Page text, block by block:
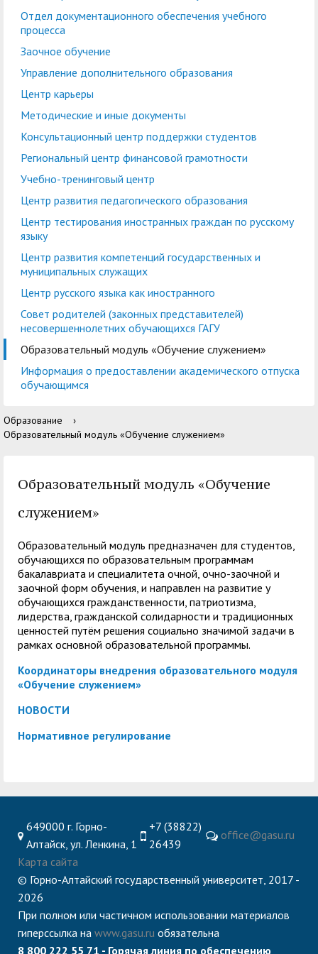
Управление по
правовой и кадровой
работе
Управление
финансового контроля
Планово-финансовое
управление
комплексной
безопасности
Координационный
центр
Антитеррористическая
Противодействие
коррупции
Центр цифрового
развития
информационной
политике и связям с
общественностью
Международная
деятельность
Закупки
Профком студентов и
Республиканская
школы
Лучшие студенты
Вопросы ректору
Структура
Отдел практической
подготовки студентов
Отдел
процесса
Заочное обучение
образования
Центр карьеры
документы
Консультационный
центр поддержки
студентов
Региональный центр
финансовой
Учебно-тренинговый
центр
Центр развития
педагогического
образования
Центр тестирования
иностранных граждан
Центр развития
муниципальных
Центр русского языка
Совет родителей
несовершеннолетних
обучающихся ГАГУ
Образовательный
модуль «Обучение
служением»
Информация о
предоставлении
академического
воспитательной работе
Центр
добровольчества
«Абилимпикс»
Экскурсионно-
Ассоциация
выпускников
Информационные
материалы
кадров
Лаборатории, НШ,
кафедра
Научные мероприятия в
ГАГУ
гостеприимства
Национальный проект
«Наука и
университеты»
Военно-патриотический
клуб "БАРС"
Отдел документационного обеспечения учебного
процесса
Заочное обучение
Управление дополнительного образования
Центр карьеры
Методические и иные документы
Консультационный центр поддержки студентов
Региональный центр финансовой грамотности
Учебно-тренинговый центр
Центр развития педагогического образования
Центр тестирования иностранных граждан по русскому
языку
Центр развития компетенций государственных и
муниципальных служащих
Центр русского языка как иностранного
Совет родителей (законных представителей)
несовершеннолетних обучающихся ГАГУ
Образовательный модуль «Обучение служением»
Информация о предоставлении академического отпуска
обучающимся
Образование
›
Образовательный модуль «Обучение служением»
Образовательный модуль «Обучение
служением»
Образовательный модуль предназначен для студентов,
обучающихся по образовательным программам
бакалавриата и специалитета очной, очно-заочной и
заочной форм обучения, и направлен на развитие у
обучающихся гражданственности, патриотизма,
лидерства, гражданской солидарности и традиционных
ценностей путём решения социально значимой задачи в
рамках основной образовательной программы.
Координаторы внедрения образовательного модуля
«Обучение служением»
НОВОСТИ
Нормативное регулирование
649000 г. Горно-
Алтайск, ул. Ленкина, 1
+7 (38822)
26439
office@gasu.ru
Карта сайта
© Горно-Алтайский государственный университет, 2017 -
2026
При полном или частичном использовании материалов
гиперссылка на www.gasu.ru обязательна
8 800 222 55 71 - Горячая линия по обеспечению